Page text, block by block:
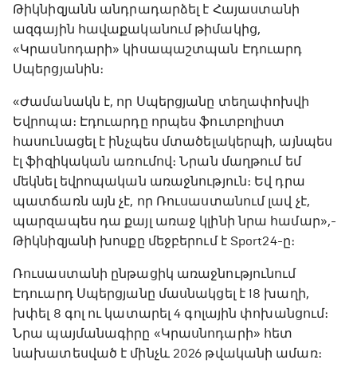
Թիկնիզյանն անդրադարձել է Հայաստանի
ազգային հավաքականում թիմակից,
«Կրասնոդարի» կիսապաշտպան Էդուարդ
Սպերցյանին։
«Ժամանակն է, որ Սպերցյանը տեղափոխվի
Եվրոպա։ Էդուարդը որպես ֆուտբոլիստ
հասունացել է ինչպես մտածելակերպի, այնպես
էլ ֆիզիկական առումով։ Նրան մաղթում եմ
մեկնել եվրոպական առաջնություն։ Եվ դրա
պատճառն այն չէ, որ Ռուսաստանում լավ չէ,
պարզապես դա քայլ առաջ կլինի նրա համար»,-
Թիկնիզյանի խոսքը մեջբերում է Sport24-ը։
Ռուսաստանի ընթացիկ առաջնությունում
Էդուարդ Սպերցյանը մասնակցել է 18 խաղի,
խփել 8 գոլ ու կատարել 4 գոլային փոխանցում։
Նրա պայմանագիրը «Կրասնոդարի» հետ
նախատեսված է մինչև 2026 թվականի ամառ։